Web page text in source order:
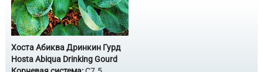
Хоста Абиква Дринкин Гурд
Hosta Abiqua Drinking Gourd